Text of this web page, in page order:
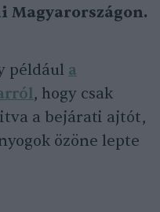
például a
, hogy csak
a bejárati ajtót,
özöne lepte